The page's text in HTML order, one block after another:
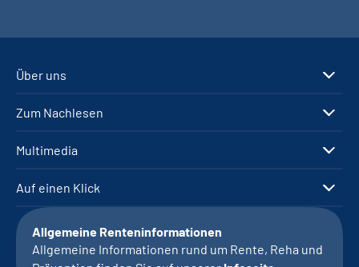
Über uns
Zum Nachlesen
Multimedia
Auf einen Klick
Allgemeine Renteninformationen
Allgemeine Informationen rund um Rente, Reha und